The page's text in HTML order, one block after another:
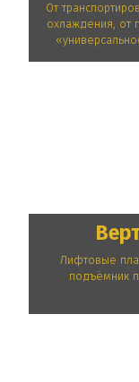
От
охлаждения, от
Лифтовые
подъёмник